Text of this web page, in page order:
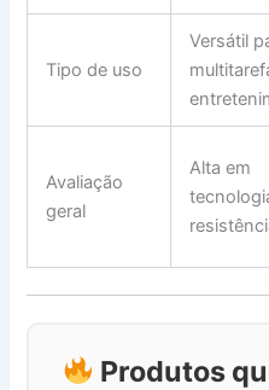
Tipo de uso
Versátil
Avaliação
geral
Alta em
Produtos